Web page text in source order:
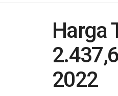
Harga
2022